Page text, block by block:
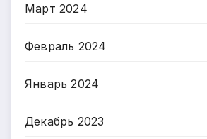
Март 2024
Февраль 2024
Январь 2024
Декабрь 2023